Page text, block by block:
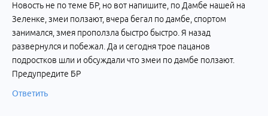
Новость не по теме БР, но вот напишите, по Дамбе нашей на
Зеленке, змеи ползают, вчера бегал по дамбе, спортом
занимался, змея проползла быстро быстро. Я назад
развернулся и побежал. Да и сегодня трое пацанов
подростков шли и обсуждали что змеи по дамбе ползают.
Предупредите БР
Ответить